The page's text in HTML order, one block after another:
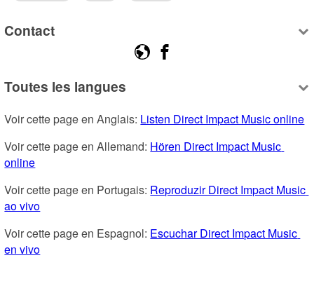
Contact
Toutes les langues
Voir cette page en Anglais: Listen Direct Impact Music online
Voir cette page en Allemand: Hören Direct Impact Music
online
Voir cette page en Portugais: Reproduzir Direct Impact Music
ao vivo
Voir cette page en Espagnol: Escuchar Direct Impact Music
en vivo